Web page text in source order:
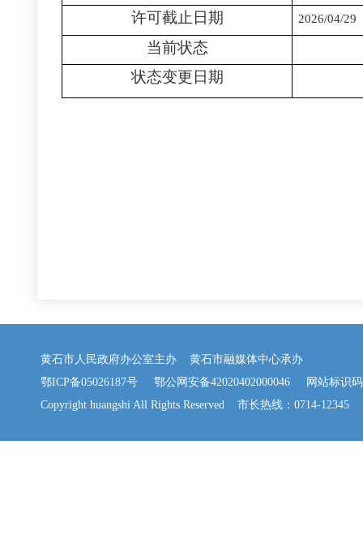
许可截止日期 2026/04/29
当前状态
状态变更日期
黄石市人民政府办公室主办 黄石市融媒体中心承办
鄂ICP备05026187号
鄂公网安备42020402000046 网站标识码
Copyright huangshi All Rights Reserved 市长热线：0714-12345